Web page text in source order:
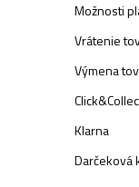
Možnosti
Vrátenie
Výmena
Klarna
Darčeková